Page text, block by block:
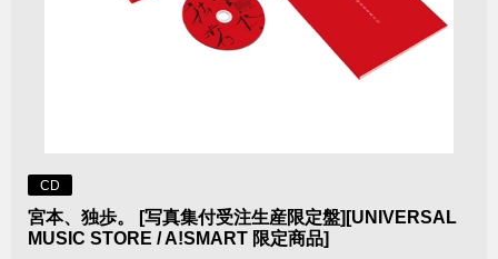
CD
宮本、独歩。 [写真集付受注生産限定盤][UNIVERSAL
MUSIC STORE / A!SMART 限定商品]